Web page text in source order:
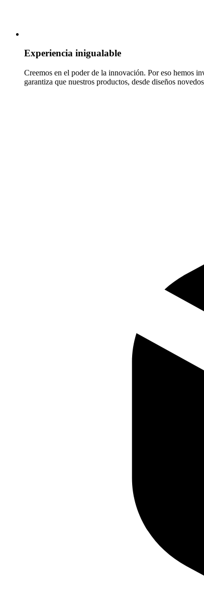
Experiencia inigualable
Creemos en el poder de la innovación. Por eso hemos
garantiza que nuestros productos, desde diseños